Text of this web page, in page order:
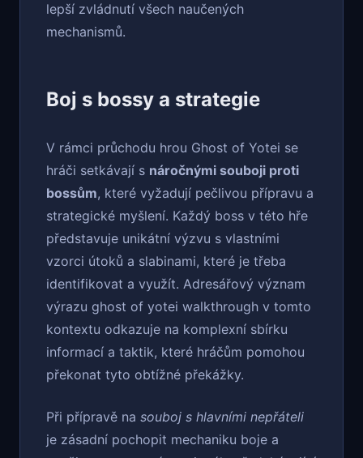
lepší zvládnutí všech naučených
mechanismů.
Boj s bossy a strategie
V rámci průchodu hrou Ghost of Yotei se
hráči setkávají s náročnými souboji proti
bossům, které vyžadují pečlivou přípravu a
strategické myšlení. Každý boss v této hře
představuje unikátní výzvu s vlastními
vzorci útoků a slabinami, které je třeba
identifikovat a využít. Adresářový význam
výrazu ghost of yotei walkthrough v tomto
kontextu odkazuje na komplexní sbírku
informací a taktik, které hráčům pomohou
překonat tyto obtížné překážky.
Při přípravě na souboj s hlavními nepřáteli
je zásadní pochopit mechaniku boje a